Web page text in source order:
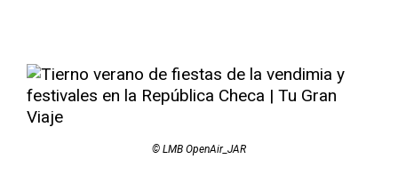
© LMB OpenAir_JAR